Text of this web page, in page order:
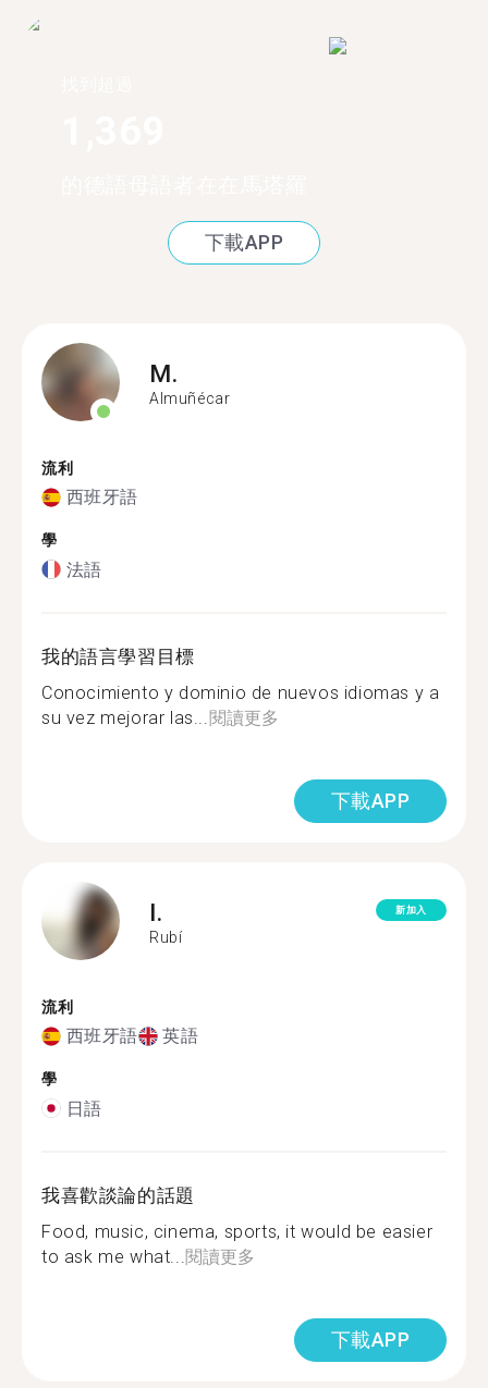
下載APP
M.
Almuñécar
流利
西班牙語
學
法語
我的語言學習目標
Conocimiento y dominio de nuevos idiomas y a
su vez mejorar las... 閱讀更多
下載APP
I.
Rubí
新加入
流利
西班牙語 英語
學
日語
我喜歡談論的話題
Food, music, cinema, sports, it would be easier
to ask me what... 閱讀更多
下載APP